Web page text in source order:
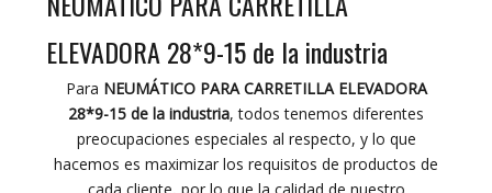
ELEVADORA 28*9-15 de la industria
Para NEUMÁTICO PARA CARRETILLA ELEVADORA
28*9-15 de la industria, todos tenemos diferentes
preocupaciones especiales al respecto, y lo que
hacemos es maximizar los requisitos de productos de
cada cliente, por lo que la calidad de nuestro